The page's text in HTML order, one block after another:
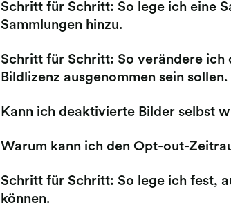
Schritt für Schritt: So lege ich eine
Sammlungen hinzu.
Schritt für Schritt: So verändere ich
Bildlizenz ausgenommen sein sollen.
Kann ich deaktivierte Bilder selbst
Warum kann ich den Opt-out-
Schritt für Schritt: So lege ich fest,
können.